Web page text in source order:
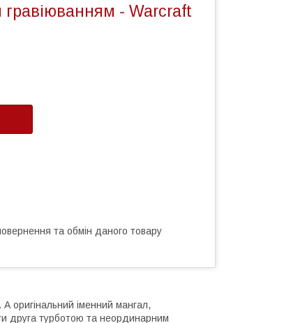
гравіюванням - Warcraft
та обмін даного товару
оригінальний іменний мангал,
друга турботою та неординарним